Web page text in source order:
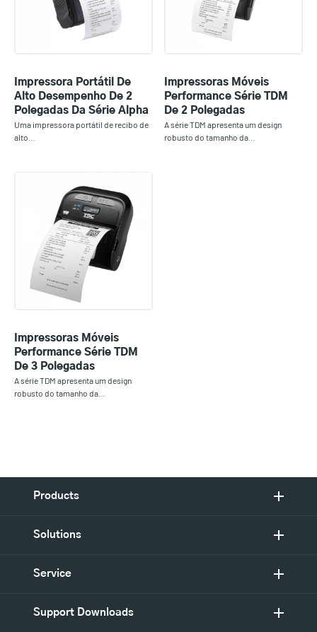
Impressora Portátil De
Alto Desempenho De 2
Polegadas Da Série Alpha
Uma impressora portátil de recibo de
alto…
Impressoras Móveis
Performance Série TDM
De 2 Polegadas
A série TDM apresenta um design
robusto do tamanho da…
Impressoras Móveis
Performance Série TDM
De 3 Polegadas
A série TDM apresenta um design
robusto do tamanho da…
Products
Solutions
Service
Support Downloads